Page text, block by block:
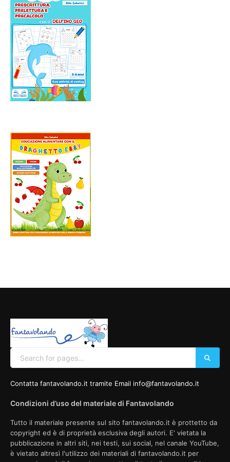
Contatta fantavolando.it tramite Email info@fantavolando.it
Condizioni d’uso del materiale di Fantavolando
Tutto il materiale presente sul sito fantavolando.it è prottetto da
copyright ed è di proprietà esclusiva degli autori. E' vietata la
pubblicazione in altri siti, nei testi, sui social, nel canale YouTube,
è vietato altresì l'utilizzo dei materiali di fantavolando.it per